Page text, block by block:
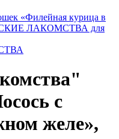
«Филейная курица в
ЛАКОМСТВА для
с
желе»,